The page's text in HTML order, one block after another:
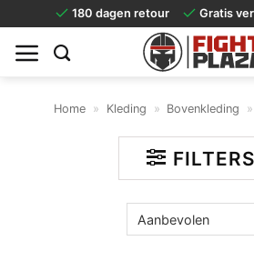
naar
inhoud
180 dagen retour Gratis
Home » Kleding » Bovenkleding »
FILTERS